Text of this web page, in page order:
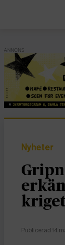
ANNONS
Nyheter
Publicerad 14